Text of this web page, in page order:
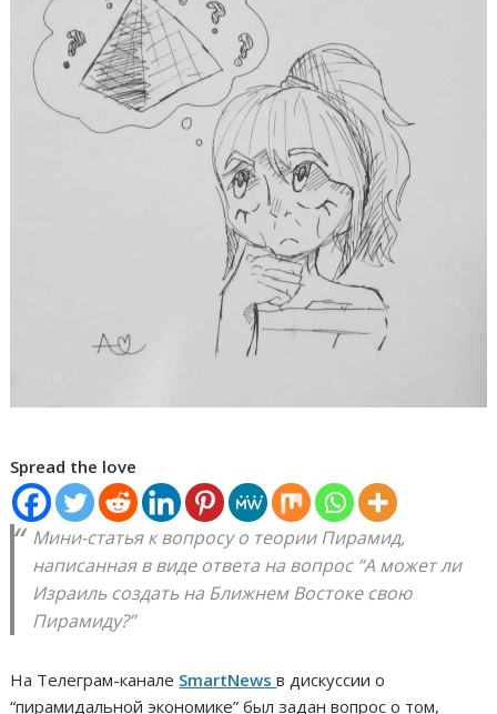
Spread the love
Мини-статья к вопросу о теории Пирамид,
написанная в виде ответа на вопрос “А может ли
Израиль создать на Ближнем Востоке свою
Пирамиду?”
На Телеграм-канале SmartNewsв дискуссии о
“пирамидальной экономике” был задан вопрос о том,